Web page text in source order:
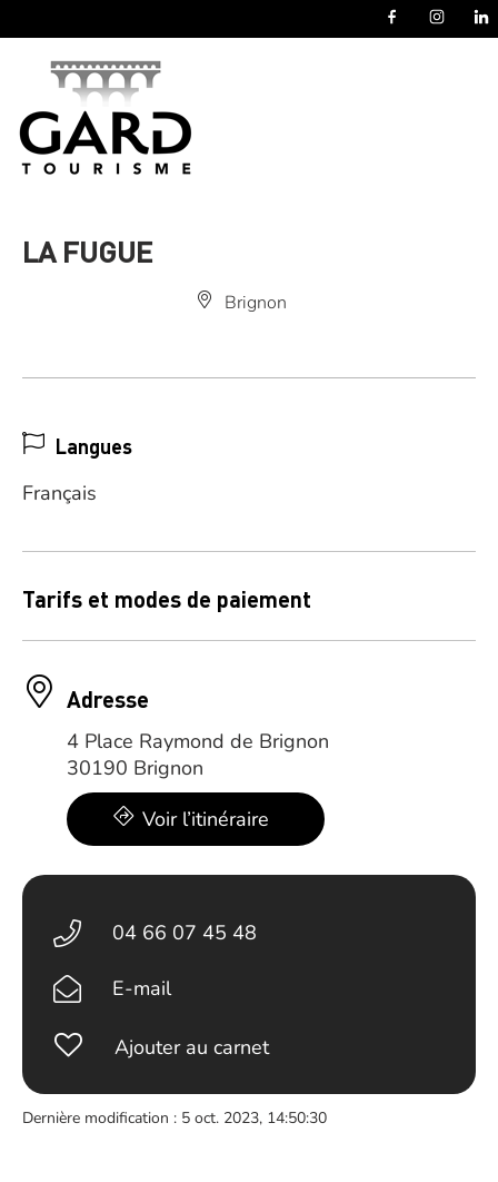
LA FUGUE
Brignon
Langues
Français
Tarifs et modes de paiement
Adresse
4 Place Raymond de Brignon
30190 Brignon
Voir l’itinéraire
04 66 07 45 48
E-mail
Ajouter au carnet
Dernière modification : 5 oct. 2023, 14:50:30